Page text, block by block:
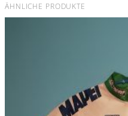
ÄHNLICHE PRODUKTE